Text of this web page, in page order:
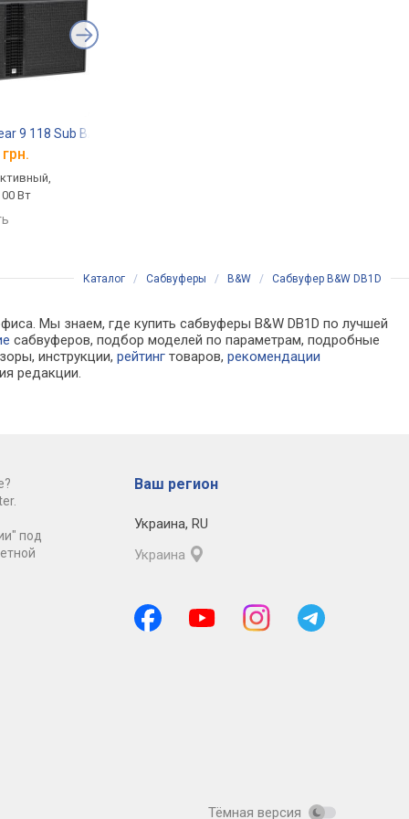
9 118 Sub BA
Вт
Каталог / Сабвуферы / B&W / Сабвуфер B&W DB1D
Мы знаем, где купить сабвуферы B&W DB1D по лучшей
сабвуферов, подбор моделей по параметрам, подробные
инструкции,рейтинг товаров,рекомендации
редакции.
под
Ваш регион
Украина, RU
Украина
Тёмная версия